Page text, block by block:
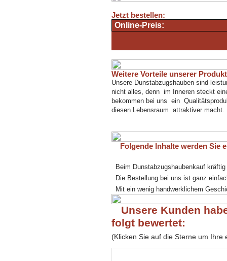
Jetzt bestellen:
Online-Preis:
Weitere Vorteile unserer
Unsere Dunstabzugshauben sind
nicht alles, denn im Inneren steckt
bekommen bei uns ein
diesen Lebensraum attraktiver macht.
Folgende Inhalte werden Sie
Beim Dunstabzugshaubenkauf
Die Bestellung bei uns ist ganz
Mit ein wenig handwerklichem
Unsere Kunden
folgt bewertet:
(Klicken Sie auf die Sterne um